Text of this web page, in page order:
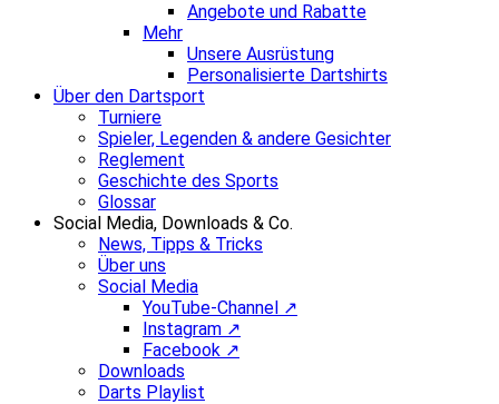
Angebote und Rabatte
Mehr
Unsere Ausrüstung
Personalisierte Dartshirts
Über den Dartsport
Turniere
Spieler, Legenden & andere Gesichter
Reglement
Geschichte des Sports
Glossar
Social Media, Downloads & Co.
News, Tipps & Tricks
Über uns
Social Media
YouTube-Channel ↗
Instagram ↗
Facebook ↗
Downloads
Darts Playlist